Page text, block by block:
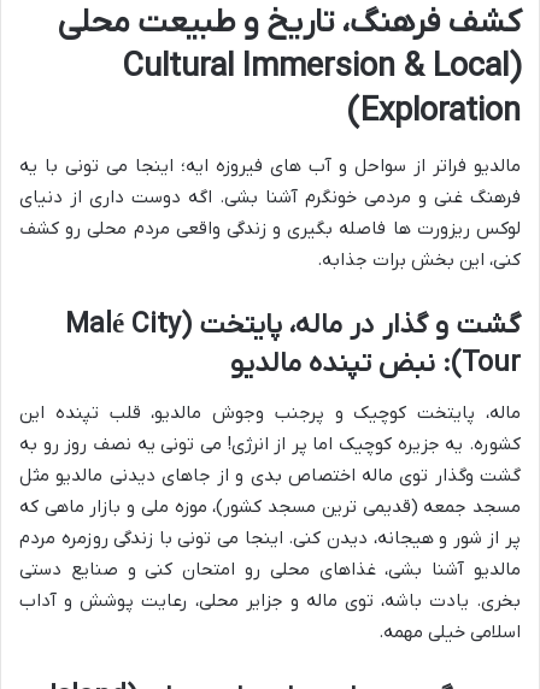
کشف فرهنگ، تاریخ و طبیعت محلی
(Cultural Immersion & Local
Exploration)
مالدیو فراتر از سواحل و آب های فیروزه ایه؛ اینجا می تونی با یه
فرهنگ غنی و مردمی خونگرم آشنا بشی. اگه دوست داری از دنیای
لوکس ریزورت ها فاصله بگیری و زندگی واقعی مردم محلی رو کشف
کنی، این بخش برات جذابه.
گشت و گذار در ماله، پایتخت (Malé City
Tour): نبض تپنده مالدیو
ماله، پایتخت کوچیک و پرجنب وجوش مالدیو، قلب تپنده این
کشوره. یه جزیره کوچیک اما پر از انرژی! می تونی یه نصف روز رو به
گشت وگذار توی ماله اختصاص بدی و از جاهای دیدنی مالدیو مثل
مسجد جمعه (قدیمی ترین مسجد کشور)، موزه ملی و بازار ماهی که
پر از شور و هیجانه، دیدن کنی. اینجا می تونی با زندگی روزمره مردم
مالدیو آشنا بشی، غذاهای محلی رو امتحان کنی و صنایع دستی
بخری. یادت باشه، توی ماله و جزایر محلی، رعایت پوشش و آداب
اسلامی خیلی مهمه.